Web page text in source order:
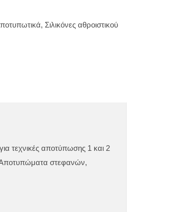
, Σιλικόνες αθροιστικού
τεχνικές αποτύπωσης 1 και 2
Αποτυπώματα στεφανών,